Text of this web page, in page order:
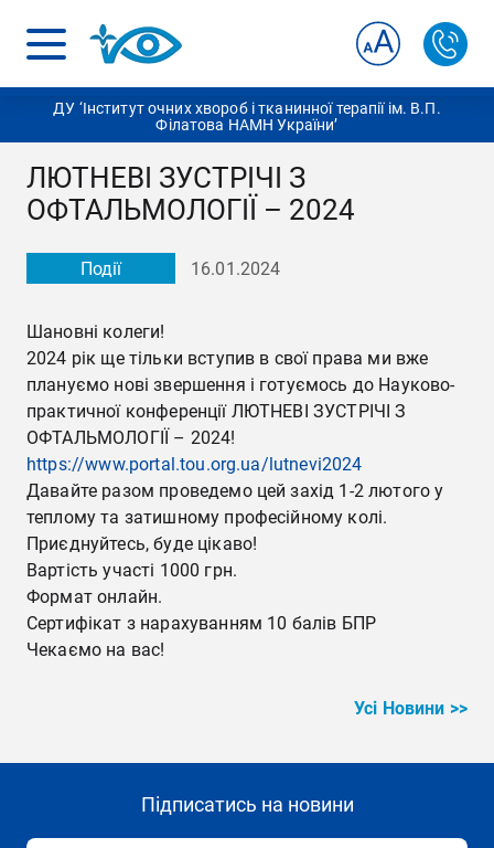
ДУ ‘Інститут очних хвороб і тканинної терапії ім. В.П.
Філатова НАМН України’
ЛЮТНЕВІ ЗУСТРІЧІ З
ОФТАЛЬМОЛОГІЇ – 2024
Події 16.01.2024
Шановні колеги!
2024 рік ще тільки вступив в свої права ми вже
плануємо нові звершення і готуємось до Науково-
практичної конференції ЛЮТНЕВІ ЗУСТРІЧІ З
ОФТАЛЬМОЛОГІЇ – 2024!
https://www.portal.tou.org.ua/lutnevi2024
Давайте разом проведемо цей захід 1-2 лютого у
теплому та затишному професійному колі.
Приєднуйтесь, буде цікаво!
Вартість участі 1000 грн.
Формат онлайн.
Сертифікат з нарахуванням 10 балів БПР
Чекаємо на вас!
Усі Новини >>
Підписатись на новини